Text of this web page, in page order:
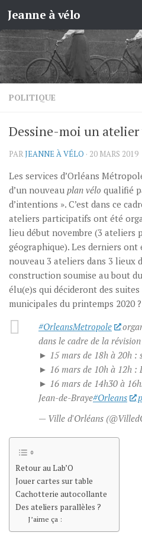
Skip to content
Jeanne à vélo
POLITIQUE
Dessine-moi un
PARJEANNE À VÉLO · 20 MARS 2019
Les services d’Orléans
d’un nouveau plan vélo qualifié
d’intentions ». C’est dans ce
ateliers participatifs ont été
lieu début novembre (3 ateliers
géographique). Les derniers ont
nouveau 3 ateliers dans 3 lieux
construction soumise au bout
élu(e)s qui décideront des
municipales du printemps 2020 ?
#OrleansMetropole
dans le cadre de la
► 15 mars de 18h à 20h :
► 16 mars de 10h à 12h :
► 16 mars de 14h30 à
Jean-de-Braye#Orleans
— Ville d'Orléans
Retour au Lab’O
Jouer cartes sur table
Cachotterie autocollante
Des ateliers parallèles ?
J’aime ça :